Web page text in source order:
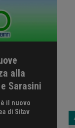
alla
Sarasini
il nuovo
di Sitav